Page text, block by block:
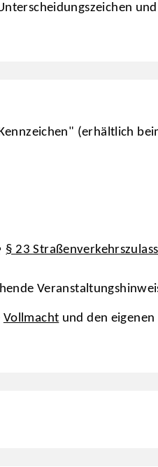
(erhältlich
§ 23
Vollmacht und den eigenen